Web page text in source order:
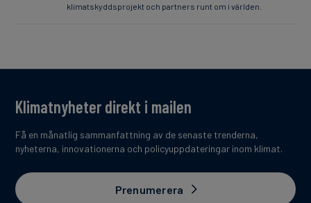
klimatskyddsprojekt och partners runt om i världen.
Klimatnyheter direkt i mailen
Få en månatlig sammanfattning av de senaste trenderna,
nyheterna, innovationerna och policyuppdateringar inom klimat.
Prenumerera